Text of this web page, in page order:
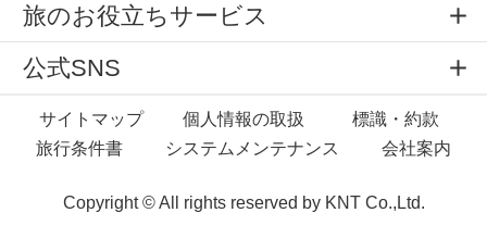
旅のお役立ちサービス
公式SNS
サイトマップ 個人情報の取扱
標識・約款
旅行条件書
システムメンテナンス 会社案内
Copyright © All rights reserved by KNT Co.,Ltd.